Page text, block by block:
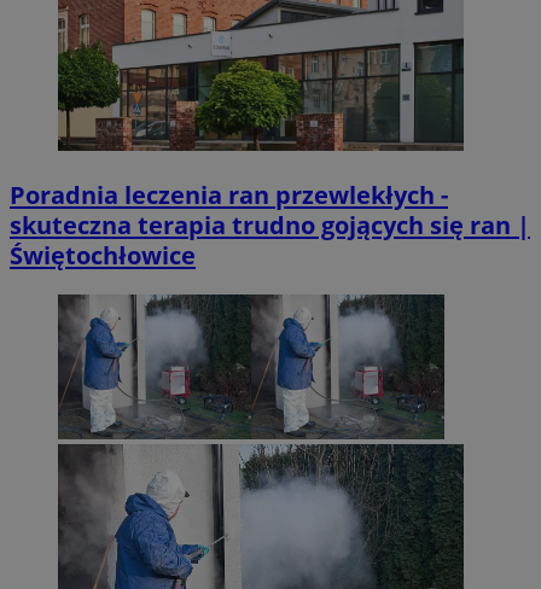
Poradnia leczenia ran przewlekłych -
skuteczna terapia trudno gojących się ran |
Świętochłowice